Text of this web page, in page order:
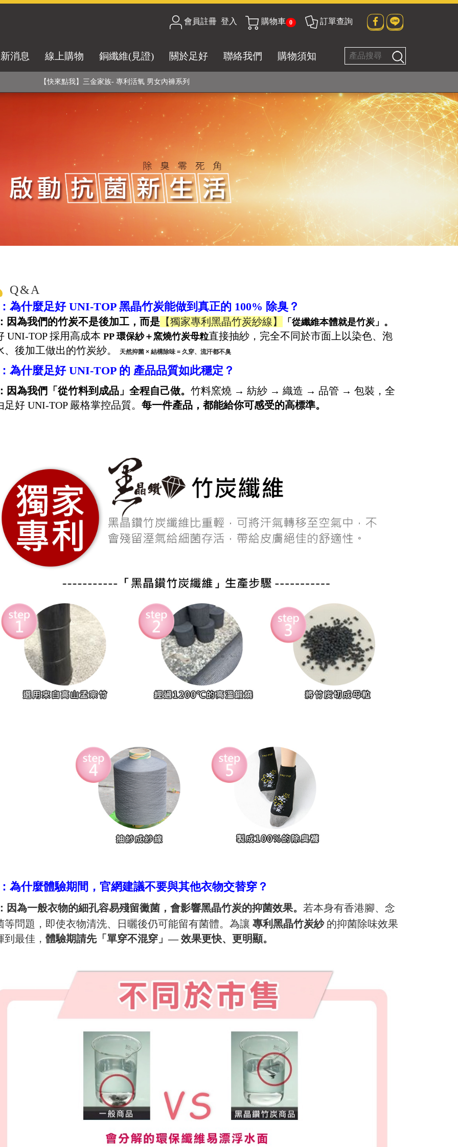
會員註冊 登入 購物車 0 訂單查詢
消息 線上購物 銅纖維(見證) 關於足好 聯絡我們 購物須知
合技術! 黑晶竹炭+PP聚丙烯纖維 (登山服、醫療級高性能纖維素材), 機能貼身衣物No. 1
快來點我】H型銅銀纖維長效PP能量護膝! 支撐. 包覆感. 超透氣. 循環好
【快來點我】三金家族- 專利活氧 男女內褲系列
Q&A
為什麼足好 UNI-TOP 黑晶竹炭能做到真正的 100% 除臭？
因為我們的竹炭不是後加工，而是 【獨家專利黑晶竹炭紗線】 「從纖維本體就是竹炭」。
UNI-TOP 採用高成本 PP 環保紗＋窯燒竹炭母粒直接抽紗，完全不同於市面上以染色、泡
、後加工做出的竹炭紗。
天然抑菌 × 結構除味 = 久穿、流汗都不臭
為什麼足好 UNI-TOP 的 產品品質如此穩定？
因為我們「從竹料到成品」全程自己做。 竹料窯燒 → 紡紗 → 織造 → 品管 → 包裝，全
足好 UNI-TOP 嚴格掌控品質。 每一件產品，都能給你可感受的高標準。
為什麼體驗期間，官網建議不要與其他衣物交替穿？
因為一般衣物的細孔容易殘留黴菌，會影響黑晶竹炭的抑菌效果。 若本身有香港腳、念
等問題，即使衣物清洗、日曬後仍可能留有菌體。 為讓 專利黑晶竹炭紗的抑菌除味效果
到最佳， 體驗期請先「單穿不混穿」— 效果更快、更明顯。